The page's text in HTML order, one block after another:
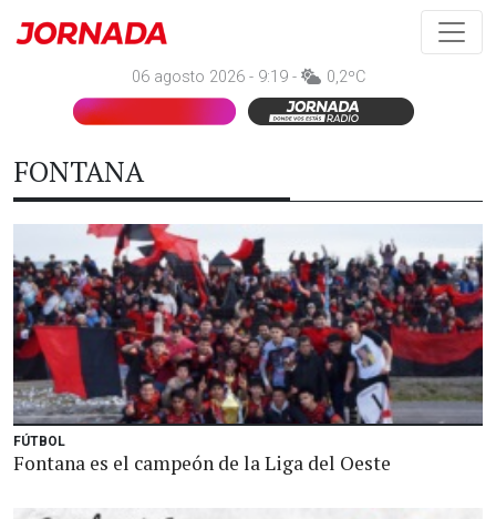
06 agosto 2026 - 9:19 - 0,2ºC
FONTANA
FÚTBOL
Fontana es el campeón de la Liga del Oeste